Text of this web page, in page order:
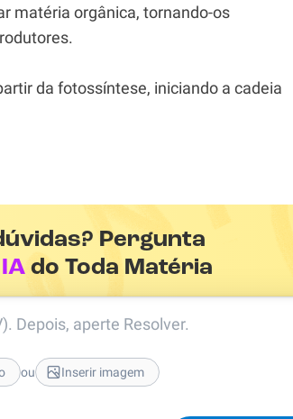
matéria orgânica, tornando-os
da fotossíntese, iniciando a cadeia
Pergunta
do Toda Matéria
Depois, aperte Resolver.
ou Inserir imagem